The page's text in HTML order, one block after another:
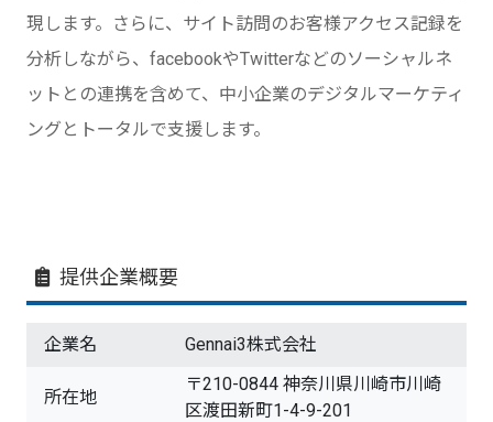
現します。さらに、サイト訪問のお客様アクセス記録を
分析しながら、facebookやTwitterなどのソーシャルネ
ットとの連携を含めて、中小企業のデジタルマーケティ
ングとトータルで支援します。
提供企業概要
企業名 Gennai3株式会社
所在地
〒210-0844 神奈川県川崎市川崎
区渡田新町1-4-9-201